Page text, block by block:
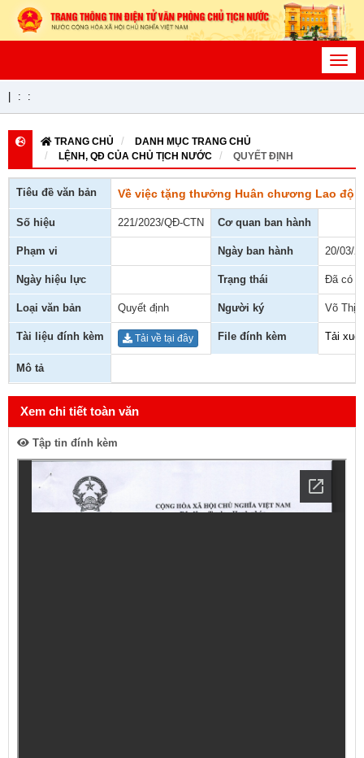
: :
TRANG CHỦ
DANH MỤC TRANG CHỦ
LỆNH, QĐ CỦA CHỦ TỊCH NƯỚC
QUYẾT ĐỊNH
Tiêu đề văn bản Về việc tặng thưởng Huân chương Lao
Số hiệu 221/2023/QĐ-CTN Cơ quan ban hành
Phạm vi Ngày ban hành 20/03/
Ngày hiệu lực Trạng thái Đã có
Loại văn bản Quyết định Người ký Võ Thị
Tài liệu đính kèm Tải về tại đây File đính kèm Tải
Mô tả
Xem chi tiết toàn văn
Tập tin đính kèm